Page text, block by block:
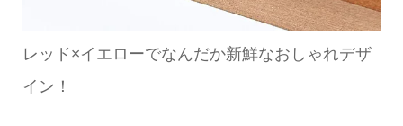
レッド×イエローでなんだか新鮮なおしゃれデザ
イン！